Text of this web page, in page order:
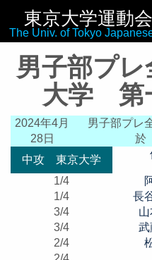
東京大学運動
The Univ. of Tokyo
男子部プ
大学 第
2024年4月
28日
男子部プ
於
中攻 東京大学
1/4
1/4
長
3/4
3/4
武
2/4